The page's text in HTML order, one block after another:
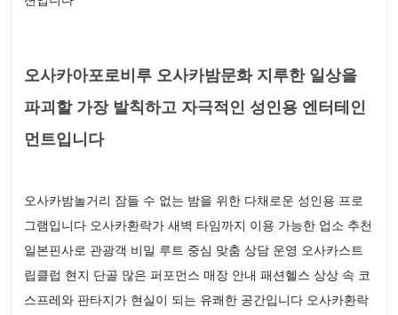
오사카아포로비루 오사카밤문화 지루한 일상을
파괴할 가장 발칙하고 자극적인 성인용 엔터테인
먼트입니다
오사카밤놀거리 잠들 수 없는 밤을 위한 다채로운 성인용 프로
그램입니다 오사카환락가 새벽 타임까지 이용 가능한 업소 추천
일본핀사로 관광객 비밀 루트 중심 맞춤 상담 운영 오사카스트
립클럽 현지 단골 많은 퍼포먼스 매장 안내 패션헬스 상상 속 코
스프레와 판타지가 현실이 되는 유쾌한 공간입니다 오사카환락